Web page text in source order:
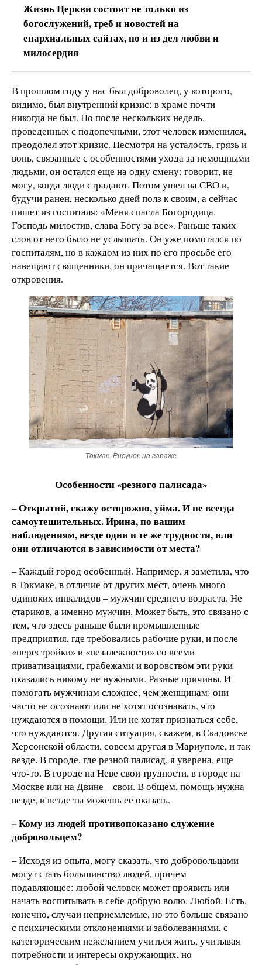
Жизнь Церкви состоит не только из
богослужений, треб и новостей на
епархиальных сайтах, но и из дел любви и
милосердия
В прошлом году у нас был доброволец, у которого,
видимо, был внутренний кризис: в храме почти
никогда не был. Но после нескольких недель,
проведенных с подопечными, этот человек изменился,
преодолел этот кризис. Несмотря на усталость, грязь и
вонь, связанные с особенностями ухода за немощными
людьми, он остался еще на одну смену: говорит, не
могу, когда люди страдают. Потом ушел на СВО и,
будучи ранен, несколько дней полз к своим, а сейчас
пишет из госпиталя: «Меня спасла Богородица.
Господь милостив, слава Богу за все». Раньше таких
слов от него было не услышать. Он уже помотался по
госпиталям, но в каждом из них по его просьбе его
навещают священники, он причащается. Вот такие
откровения.
Токмак. Рисунок на гараже
Особенности «резного палисада»
–Открытий, скажу осторожно, уйма. И не всегда
самоутешительных. Ирина, по вашим
наблюдениям, везде одни и те же трудности, или
они отличаются в зависимости от места?
– Каждый город особенный. Например, я заметила, что
в Токмаке, в отличие от других мест, очень много
одиноких инвалидов – мужчин среднего возраста. Не
стариков, а именно мужчин. Может быть, это связано с
тем, что здесь раньше были промышленные
предприятия, где требовались рабочие руки, и после
«перестройки» и «незалежности» со всеми
приватизациями, грабежами и воровством эти руки
оказались никому не нужными. Разные причины. И
помогать мужчинам сложнее, чем женщинам: они
часто не осознают или не хотят осознавать, что
нуждаются в помощи. Или не хотят признаться себе,
что нуждаются. Другая ситуация, скажем, в Скадовске
Херсонской области, совсем другая в Мариуполе, и так
везде. В городе, где резной палисад, я уверена, еще
что-то. В городе на Неве свои трудности, в городе на
Москве или на Двине – свои. В общем, помощь нужна
везде, и везде ты можешь ее оказать.
– Кому из людей противопоказано служение
добровольцем?
– Исходя из опыта, могу сказать, что добровольцами
могут стать большинство людей, причем
подавляющее: любой человек может проявить или
начать воспитывать в себе добрую волю. Любой. Есть,
конечно, случаи неприемлемые, но это больше связано
с психическими отклонениями и заболеваниями, с
категорическим нежеланием учиться жить, учитывая
потребности и интересы окружающих, но